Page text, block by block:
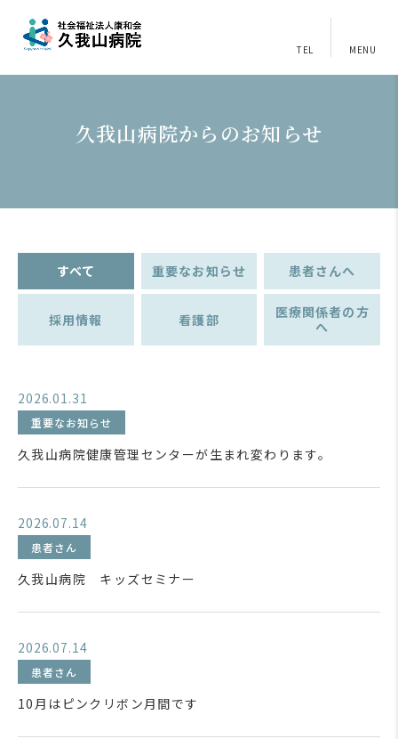
TEL MENU
久我山病院からのお知らせ
すべて 重要なお知らせ 患者さんへ
採用情報 看護部
医療関係者の方
へ
2026.01.31
重要なお知らせ
久我山病院健康管理センターが生まれ変わります。
2026.07.14
患者さん
久我山病院 キッズセミナー
2026.07.14
患者さん
10月はピンクリボン月間です